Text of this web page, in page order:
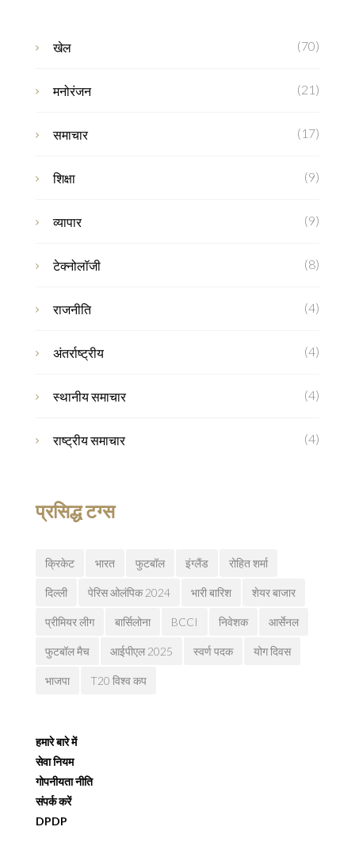
खेल (70)
मनोरंजन (21)
समाचार (17)
शिक्षा (9)
व्यापार (9)
टेक्नोलॉजी (8)
राजनीति (4)
अंतर्राष्ट्रीय (4)
स्थानीय समाचार (4)
राष्ट्रीय समाचार (4)
प्रसिद्ध टग्स
क्रिकेट भारत फुटबॉल इंग्लैंड रोहित शर्मा
दिल्ली पेरिस ओलंपिक 2024 भारी बारिश शेयर बाजार
प्रीमियर लीग बार्सिलोना BCCI निवेशक आर्सेनल
फुटबॉल मैच आईपीएल 2025 स्वर्ण पदक योग दिवस
भाजपा T20 विश्व कप
हमारे बारे में
सेवा नियम
गोपनीयता नीति
संपर्क करें
DPDP